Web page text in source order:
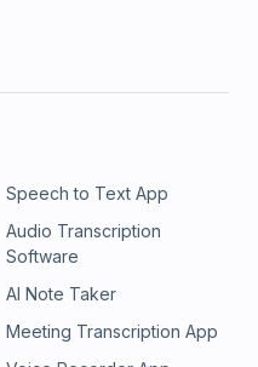
Speech to Text App
Audio Transcription
Software
AI Note Taker
Meeting Transcription App